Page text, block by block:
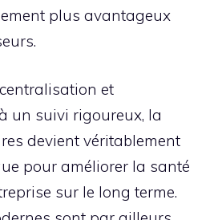
plus avantageux
et
un suivi rigoureux, la
devient véritablement
pour améliorer la santé
sur le long terme.